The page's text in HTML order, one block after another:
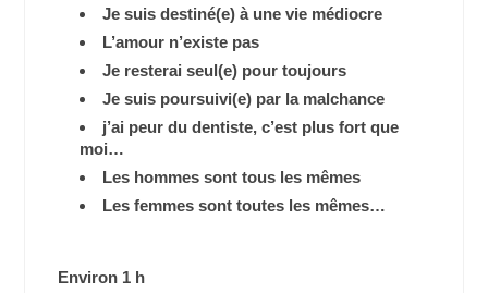
Je suis destiné(e) à une vie médiocre
L’amour n’existe pas
Je resterai seul(e) pour toujours
Je suis poursuivi(e) par la malchance
j’ai peur du dentiste, c’est plus fort que
moi…
Les hommes sont tous les mêmes
Les femmes sont toutes les mêmes…
Environ 1 h